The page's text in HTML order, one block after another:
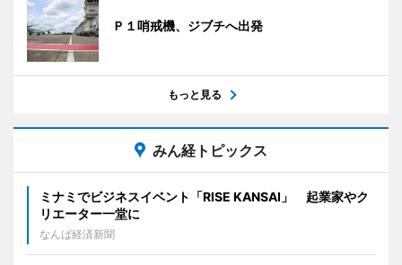
Ｐ１哨戒機、ジブチへ出発
もっと見る
みん経トピックス
ミナミでビジネスイベント「RISE KANSAI」 起業家やク
リエーター一堂に
なんば経済新聞